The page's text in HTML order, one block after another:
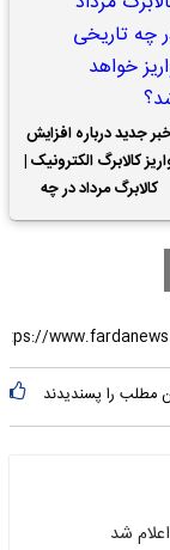
جدید درباره افزایش
کالابرگ الکترونیک |
کالابرگ مرداد در چه
واریز خواهد شد؟
مطلب را پسندیدند